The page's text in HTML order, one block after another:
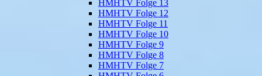
HMHTV Folge 13
HMHTV Folge 12
HMHTV Folge 11
HMHTV Folge 10
HMHTV Folge 9
HMHTV Folge 8
HMHTV Folge 7